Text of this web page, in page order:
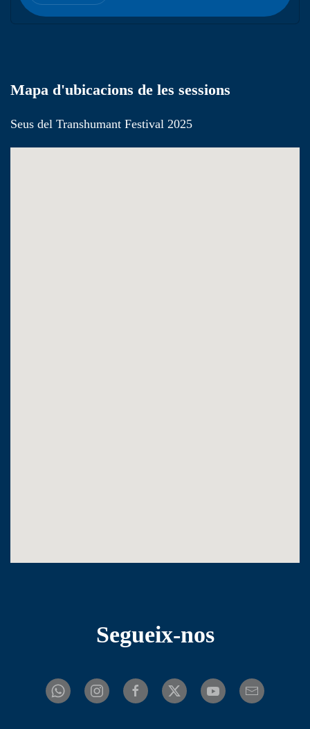
Mapa d'ubicacions de les sessions
Seus del Transhumant Festival 2025
Segueix-nos